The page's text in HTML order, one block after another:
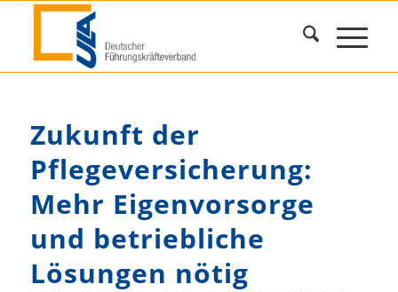
Zukunft der
Pflegeversicherung:
Mehr Eigenvorsorge
und betriebliche
Lösungen nötig